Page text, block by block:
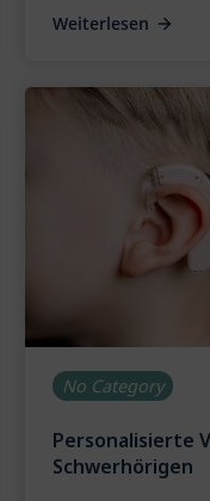
Weiterlesen
No Category
Personalisierte
Schwerhörigen